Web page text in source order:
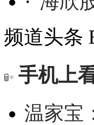
频道头条
手机上
温家宝